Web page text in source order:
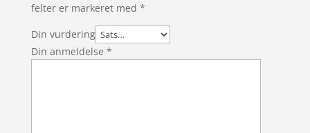
felter er markeret med *
Din vurdering
Din anmeldelse *